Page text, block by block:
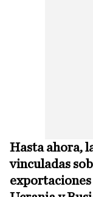
Hasta ahora,
vinculadas